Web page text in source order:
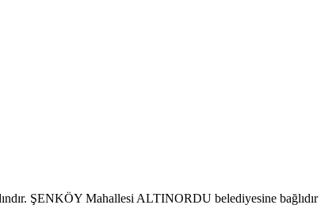
ŞENKÖY Mahallesi ALTINORDU belediyesine bağlıdır